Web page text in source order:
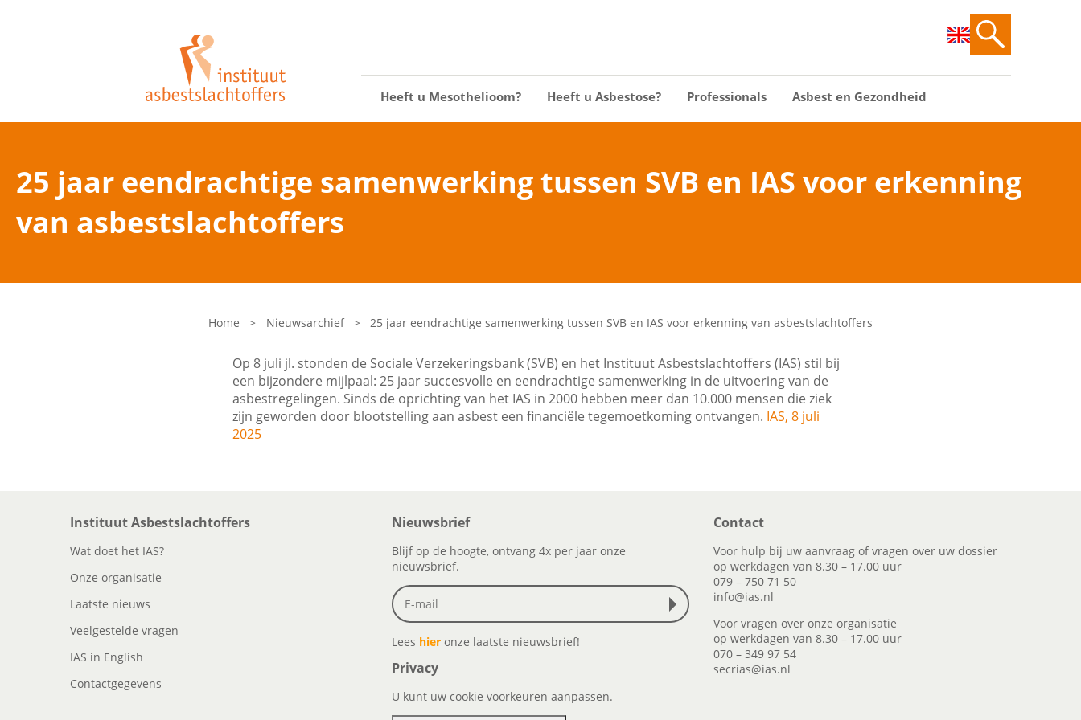
Heeft u Mesothelioom? Heeft u Asbestose? Professionals Asbest en Gezondheid
25 jaar eendrachtige samenwerking tussen SVB en IAS voor erkenning
van asbestslachtoffers
Home > Nieuwsarchief > 25 jaar eendrachtige samenwerking tussen SVB en IAS voor erkenning van asbestslachtoffers
Op 8 juli jl. stonden de Sociale Verzekeringsbank (SVB) en het Instituut Asbestslachtoffers (IAS) stil bij
een bijzondere mijlpaal: 25 jaar succesvolle en eendrachtige samenwerking in de uitvoering van de
asbestregelingen. Sinds de oprichting van het IAS in 2000 hebben meer dan 10.000 mensen die ziek
zijn geworden door blootstelling aan asbest een financiële tegemoetkoming ontvangen. IAS, 8 juli
2025
Instituut Asbestslachtoffers
Wat doet het IAS?
Onze organisatie
Laatste nieuws
Veelgestelde vragen
IAS in English
Contactgegevens
Nieuwsbrief
Blijf op de hoogte, ontvang 4x per jaar onze
nieuwsbrief.
Lees hier onze laatste nieuwsbrief!
Privacy
U kunt uw cookie voorkeuren aanpassen.
Contact
Voor hulp bij uw aanvraag of vragen over uw dossier
op werkdagen van 8.30 – 17.00 uur
079 – 750 71 50
info@ias.nl
Voor vragen over onze organisatie
op werkdagen van 8.30 – 17.00 uur
070 – 349 97 54
secrias@ias.nl